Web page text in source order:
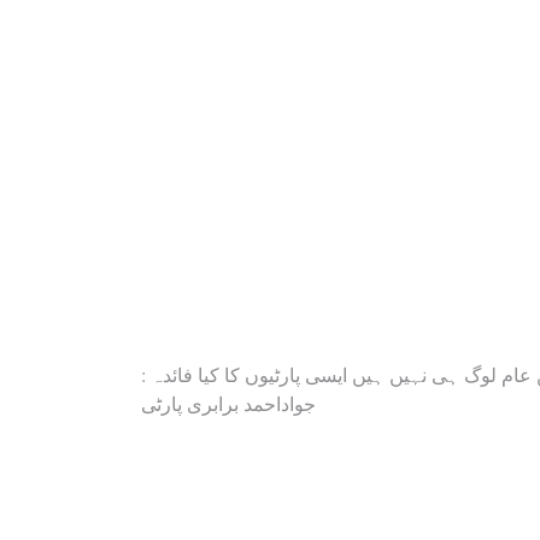
Post
navigation
عام لوگ ہی نہیں ہیں ایسی پارٹیوں کا کیا فائدہ :
جواداحمد برابری پارٹی